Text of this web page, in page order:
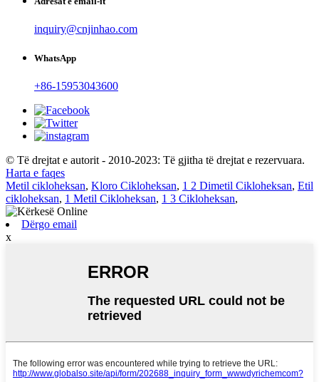
inquiry@cnjinhao.com
WhatsApp
+86-15953043600
© Të drejtat e autorit - 2010-2023: Të gjitha të drejtat e rezervuara.
Harta e faqes
Metil cikloheksan, Kloro Cikloheksan, 1 2 Dimetil Cikloheksan, Etil
cikloheksan, 1 Metil Cikloheksan, 1 3 Cikloheksan,
Dërgo email
x